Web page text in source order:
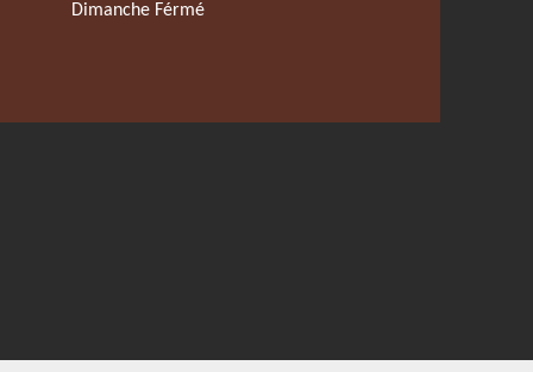
Dimanche Férmé